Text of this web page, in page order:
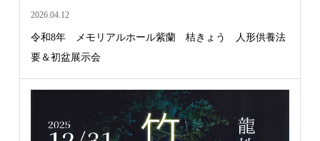
2026.04.12
令和8年 メモリアルホール紫蘭 桔きょう 人形供養法
要＆初盆展示会